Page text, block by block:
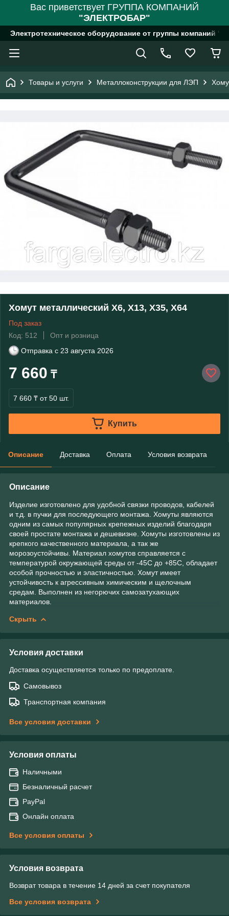
Вас приветствует ГРУППА КОМПАНИЙ
"ЭЛЕКТРОБАР"
Электротехническое оборудование от группы компаний
Товары и услуги Металлоконструкции для ЛЭП
Хомут металлический Х6, Х13, Х35, Х64
Под заказ
Код: 512
Опт и розница
Отправка с 23 августа 2026
7 660 ₸
7 660 ₸ от 50 шт.
Купить
Описание Доставка Оплата Условия возврата
Описание
Изделие изготовлено для удобной связки проводов, кабелей
и т.д. в пучки для последующего монтажа. Хомуты являются
одним из самых популярных крепежных изделий благодаря
своей простате монтажа и дешевизне. Хомуты изготовлены из
крепкого качественного материала, а так же
морозоустойчивы. Материал хомутов справляется с
температурой окружающей среды от -45С до +85С, обладает
особой прочностью и эластичностью. Хомут имеет
устойчивость к агрессивным химическим и щелочным
средам. Выполнен из негорючих самозатухающих
материалов.
Скрыть
Условия доставки
Доставка осуществляется только по предоплате.
Самовывоз
Транспортная компания
Все условия доставки
Условия оплаты
Наличными
Безналичный расчет
PayPal
Онлайн оплата
Все условия оплаты
Условия возврата
Возврат товара в течение 14 дней за счет покупателя
Все условия возврата